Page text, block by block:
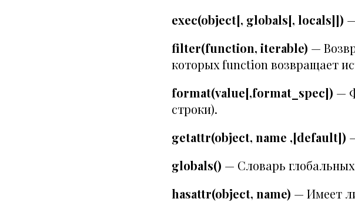
exec(object[, globals[, locals]])
filter(function, iterable) —
которых function возвращает
format(value[,format_spec]) —
строки).
getattr(object, name ,[default])
globals() — Словарь
hasattr(object, name) — Имеет